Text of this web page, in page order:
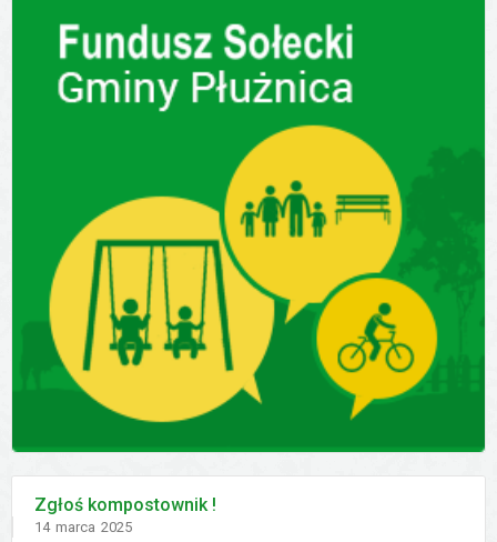
Zgłoś kompostownik !
Dodano
14 marca 2025